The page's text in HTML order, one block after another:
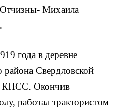
Михаила
года в деревне
района Свердловской
КПСС. Окон­чив
работал трактористом